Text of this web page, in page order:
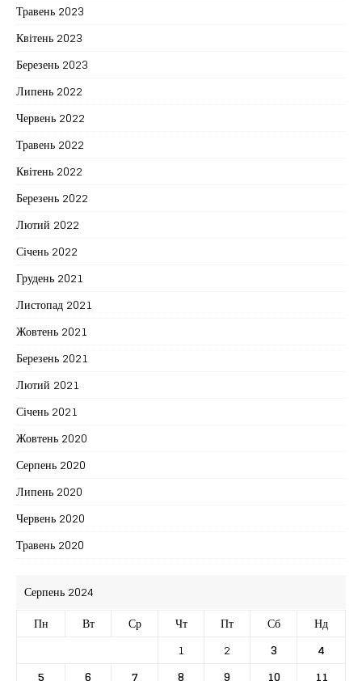
Травень 2023
Квітень 2023
Березень 2023
Липень 2022
Червень 2022
Травень 2022
Квітень 2022
Березень 2022
Лютий 2022
Січень 2022
Грудень 2021
Листопад 2021
Жовтень 2021
Березень 2021
Лютий 2021
Січень 2021
Жовтень 2020
Серпень 2020
Липень 2020
Червень 2020
Травень 2020
Серпень 2024
Пн
Вт Ср Чт Пт Сб
Нд
1
2 3
4
5
6 7 8 9 10 11